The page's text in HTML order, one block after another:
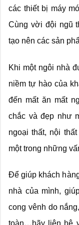
các thiết bị máy
Cùng vời đội ngũ
tạo nên các sản
Khi một ngôi nhà
niềm tự hào của
đến mất ăn mất
chắc và đẹp như
ngoại thất, nội
một trong những
Để giúp khách
nhà của mình,
cong vênh do